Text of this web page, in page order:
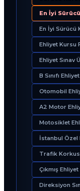
En İyi
En İyi Sürücü
Ehliyet Kursu
Ehliyet Sınav
B Sınıfı
Otomobil
A2 Motor
Motosiklet
İstanbul Özel
Trafik
Çıkmış
Direksiyon